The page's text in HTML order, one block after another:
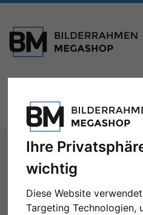
Ihre
wichtig
Diese Website
Targeting Technologien,
navigation
Formate 40x60 cm
40x60 cm